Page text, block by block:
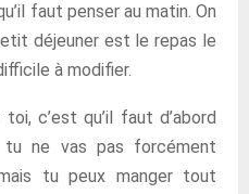
faut penser au matin. On
déjeuner est le repas le
à modifier.
c’est qu’il faut d’abord
ne vas pas forcément
tu peux manger tout